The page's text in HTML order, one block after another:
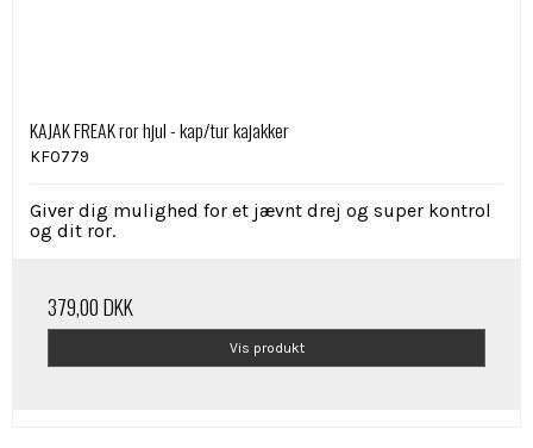
KAJAK FREAK ror hjul - kap/tur kajakker
KF0779
Giver dig mulighed for et jævnt drej og super kontrol
og dit ror.
379,00 DKK
Vis produkt